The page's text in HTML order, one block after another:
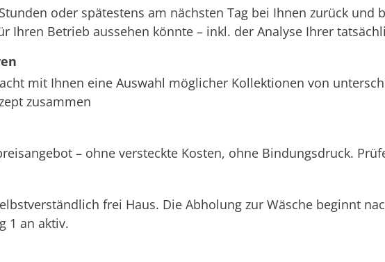
oder spätestens am nächsten Tag bei Ihnen zurück und
Ihren Betrieb aussehen könnte – inkl. der Analyse Ihrer
mit Ihnen eine Auswahl möglicher Kollektionen von
zusammen
– ohne versteckte Kosten, ohne Bindungsdruck.
frei Haus. Die Abholung zur Wäsche beginnt
1 an aktiv.